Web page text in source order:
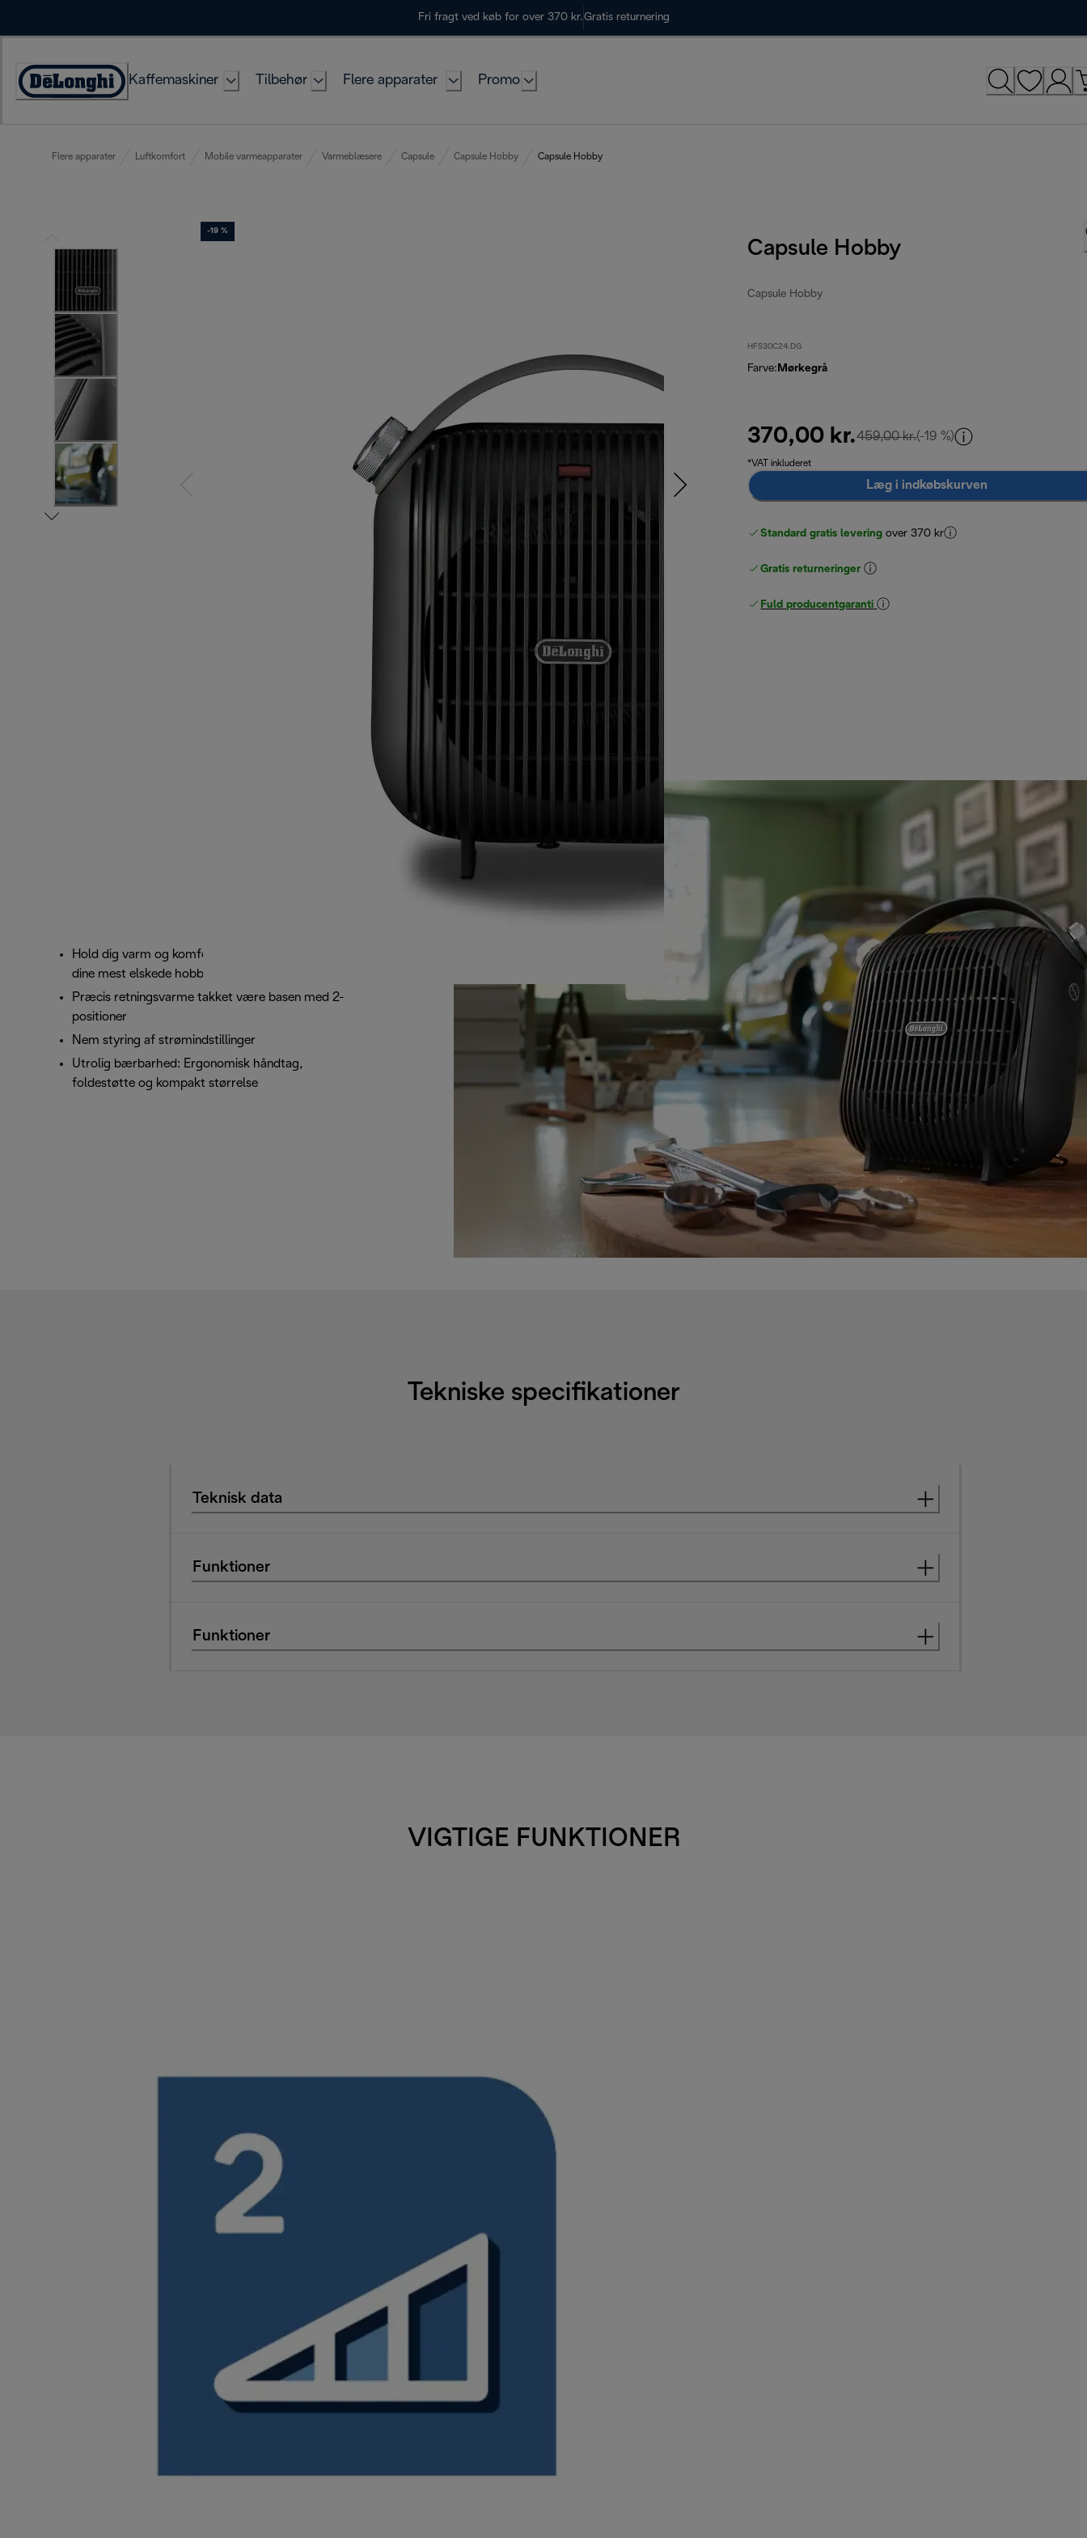
Fri fragt ved køb for over 370 kr.Gratis returnering
Accessibility
Kaffemaskiner Tilbehør Flere apparater Promo
Flere apparater Luftkomfort Mobile varmeapparater Varmeblæsere Capsule Capsule Hobby Capsule Hobby
-19 %
Capsule Hobby
Capsule Hobby
HFS30C24.DG
Farve: Mørkegrå
370,00 kr.459,00 kr.oprindelig pris 459,00 kr.
(-19 %)
*VAT inkluderet
Læg i indkøbskurven
Standard gratis levering over 370 kr
Gratis returneringer
Fuld producentgaranti
Hold dig varm og komfortabel, mens du nyder
dine mest elskede hobbyer
Præcis retningsvarme takket være basen med 2-
positioner
Nem styring af strømindstillinger
Utrolig bærbarhed: Ergonomisk håndtag,
foldestøtte og kompakt størrelse
Tekniske specifikationer
Teknisk data
Funktioner
Funktioner
VIGTIGE FUNKTIONER